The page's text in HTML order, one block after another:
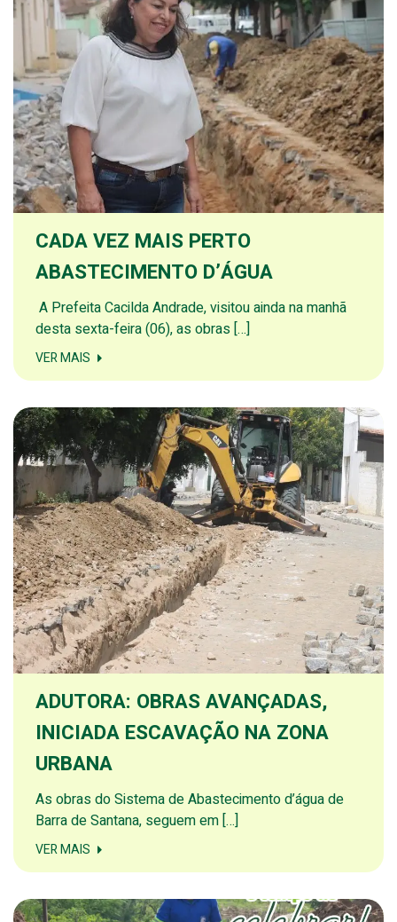
CADA VEZ MAIS PERTO
ABASTECIMENTO D’ÁGUA
A Prefeita Cacilda Andrade, visitou ainda na manhã
desta sexta-feira (06), as obras […]
VER MAIS
ADUTORA: OBRAS AVANÇADAS,
INICIADA ESCAVAÇÃO NA ZONA
URBANA
As obras do Sistema de Abastecimento d’água de
Barra de Santana, seguem em […]
VER MAIS